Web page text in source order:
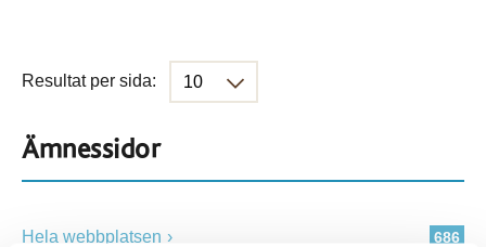
Resultat per sida:
Ämnessidor
686
Hela webbplatsen